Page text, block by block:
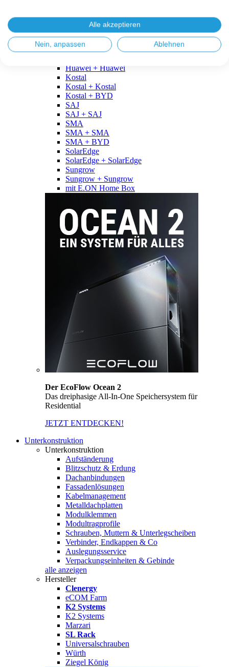
Fronius + BYD
GoodWe
GoodWe + GoodWe
GoodWe + BYD
Huawei + Huawei
Kostal
Kostal + Kostal
Kostal + BYD
SAJ
SAJ + SAJ
SMA
SMA + SMA
SMA + BYD
SolarEdge
SolarEdge + SolarEdge
Sungrow
Sungrow + Sungrow
mit E.ON Home Box
Der EcoFlow Ocean 2
Das dreiphasige All-In-One Speichersystem für
Residential
JETZT ENTDECKEN!
Unterkonstruktion
Unterkonstruktion
Aufständerung
Blitzschutz & Erdung
Dachanbindungen
Fassadenlösungen
Kabelmanagement
Metalldachplatten
Modulklemmen
Modultragprofile
Schrauben, Muttern & Unterlegscheiben
Verbinder, Endkappen & Co
Auslegungsservice
Verpackungseinheiten & Gebinde
alle anzeigen
Hersteller
Clenergy
eCOM Farm
K2 Systems
K2 Systems
Marzari
SL Rack
Universalschrauben
Würth
Ziegel König
Alle akzeptieren
Nein, anpassen Ablehnen